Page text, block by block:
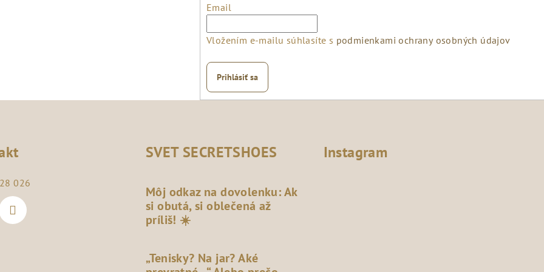
Email
Vložením e-mailu súhlasíte s podmienkami ochrany osobných údajov
Prihlásiť sa
026
SVET SECRETSHOES
Môj odkaz na dovolenku: Ak
si obutá, si oblečená až
príliš! ☀️
„Tenisky? Na jar? Aké
Instagram